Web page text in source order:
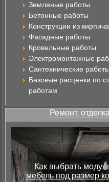
Земляные работы
Бетонные работы
Конструкции из
Фасадные работы
Кровельные работы
Электромонтажные
Сантехнические работы
Базовые расценки по
работам
Ремонт, отделка
Как выбрать
мебель под размер